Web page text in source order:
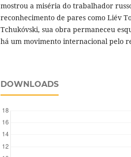
mostrou a miséria do trabalhador
reconhecimento de pares como Liév
Tchukóvski, sua obra permaneceu
há um movimento internacional pelo
DOWNLOADS